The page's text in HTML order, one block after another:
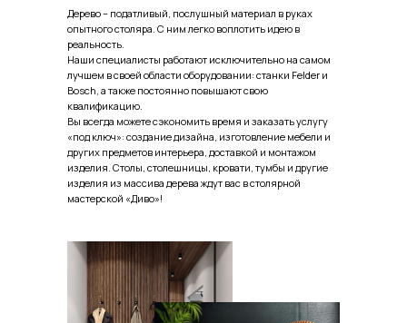
Дерево – податливый, послушный материал в руках
опытного столяра. С ним легко воплотить идею в
реальность.
Наши специалисты работают исключительно на самом
лучшем в своей области оборудовании: станки Felder и
Bosch, а также постоянно повышают свою
квалификацию.
Вы всегда можете сэкономить время и заказать услугу
«под ключ»: создание дизайна, изготовление мебели и
других предметов интерьера, доставкой и монтажом
изделия. Столы, столешницы, кровати, тумбы и другие
изделия из массива дерева ждут вас в столярной
мастерской «Диво»!